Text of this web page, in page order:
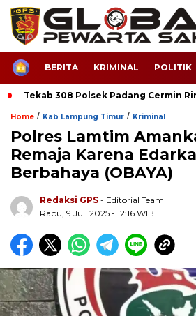
HOMEBERITA KRIMINAL POLITIK
Tekab 308 Polsek Padang Cermin
Home / Kab Lampung Timur / Kriminal
Polres Lamtim
Remaja Karena
Berbahaya (OBAYA)
Redaksi GPS - Editorial Team
Rabu, 9 Juli 2025 - 12:16 WIB